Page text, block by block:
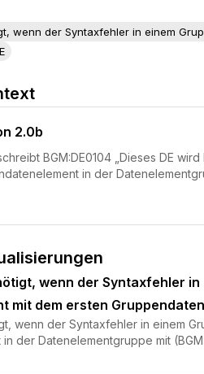
wenn der Syntaxfehler in einem
2.0b
BGM:DE0104 „Dieses DE
in der
wenn der Syntaxfehler
mit dem ersten
wenn der Syntaxfehler in einem
der Datenelementgruppe mit